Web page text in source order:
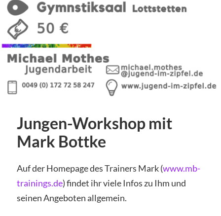
Jungen-Workshop mit
Mark Bottke
Auf der Homepage des Trainers Mark (www.mb-
trainings.de) findet ihr viele Infos zu Ihm und
seinen Angeboten allgemein.